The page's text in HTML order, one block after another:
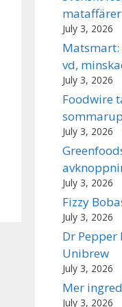
mataffärer
July 3, 2026
vd,
July 3, 2026
Foodwire
July 3, 2026
July 3, 2026
Fizzy
July 3, 2026
Dr
Unibrew
July 3, 2026
Mer
July 3, 2026